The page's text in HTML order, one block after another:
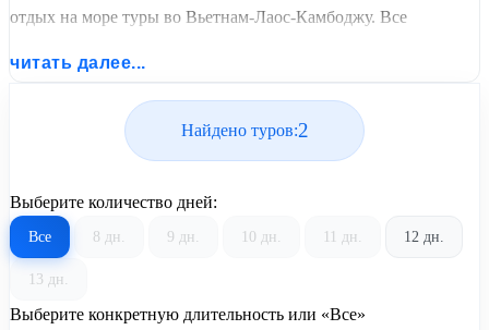
отдых на море туры во Вьетнам-Лаос-Камбоджу. Все
автобусным проездом и актуальным графиком заездов от
United Travel Systems.
читать далее...
Найдено туров:2
Выберите количество дней:
Все 8 дн. 9 дн. 10 дн. 11 дн. 12 дн.
13 дн.
Выберите конкретную длительность или «Все»